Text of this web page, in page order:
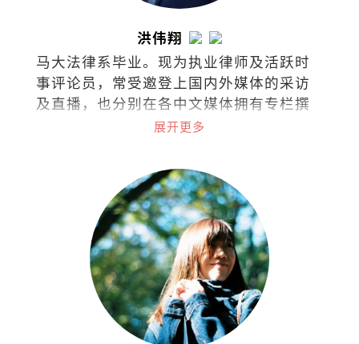
洪伟翔
马大法律系毕业。现为执业律师及活跃时
事评论员，常受邀登上国内外媒体的采访
及直播，也分别在各中文媒体拥有专栏撰
稿，针砭时事、分享看法。
展开更多